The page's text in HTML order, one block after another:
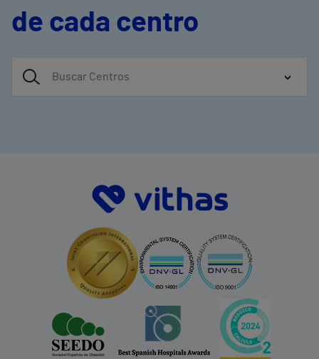
de cada centro